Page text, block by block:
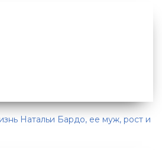
Натальи Бардо, ее муж, рост и